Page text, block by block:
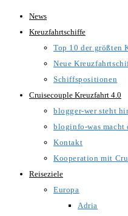
Zum
Inhalt
News
Kreuzfahrtschiffe
Top 10 der größten
Neue
Schiffspositionen
Cruisecouple Kreuzfahrt 4.0
blogger-wer steht
bloginfo-was macht
Kontakt
Kooperation mit
Reiseziele
Europa
Adria